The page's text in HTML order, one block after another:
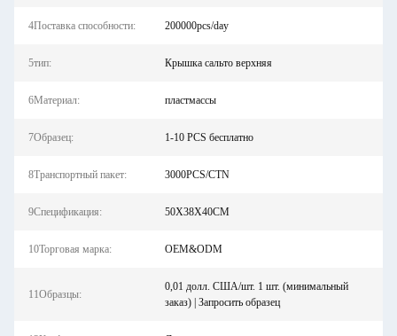
4Поставка способности: 200000pcs/day
5тип: Крышка сальто верхняя
6Материал: пластмассы
7Образец: 1-10 PCS бесплатно
8Транспортный пакет: 3000PCS/CTN
9Спецификация: 50X38X40CM
10Торговая марка: OEM&ODM
11Образцы:
0,01 долл. США/шт. 1 шт. (минимальный
заказ) | Запросить образец